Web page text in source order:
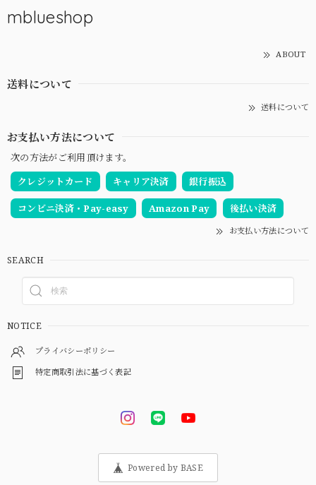
mblueshop
ABOUT
送料について
送料について
お支払い方法について
次の方法がご利用頂けます。
クレジットカード
キャリア決済 銀行振込
コンビニ決済・Pay-easy Amazon Pay 後払い決済
お支払い方法について
SEARCH
NOTICE
プライバシーポリシー
特定商取引法に基づく表記
Powered by BASE